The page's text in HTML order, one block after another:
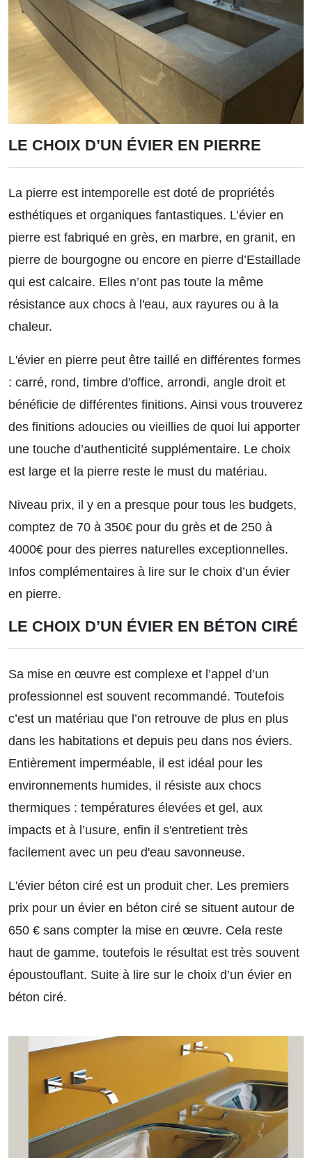
LE CHOIX D’UN ÉVIER EN PIERRE
La pierre est intemporelle est doté de propriétés
esthétiques et organiques fantastiques. L’évier en
pierre est fabriqué en grès, en marbre, en granit, en
pierre de bourgogne ou encore en pierre d’Estaillade
qui est calcaire. Elles n’ont pas toute la même
résistance aux chocs à l'eau, aux rayures ou à la
chaleur.
L'évier en pierre peut être taillé en différentes formes
: carré, rond, timbre d'office, arrondi, angle droit et
bénéficie de différentes finitions. Ainsi vous trouverez
des finitions adoucies ou vieillies de quoi lui apporter
une touche d’authenticité supplémentaire. Le choix
est large et la pierre reste le must du matériau.
Niveau prix, il y en a presque pour tous les budgets,
comptez de 70 à 350€ pour du grès et de 250 à
4000€ pour des pierres naturelles exceptionnelles.
Infos complémentaires à lire sur le choix d’un évier
en pierre.
LE CHOIX D’UN ÉVIER EN BÉTON CIRÉ
Sa mise en œuvre est complexe et l’appel d’un
professionnel est souvent recommandé. Toutefois
c’est un matériau que l’on retrouve de plus en plus
dans les habitations et depuis peu dans nos éviers.
Entièrement imperméable, il est idéal pour les
environnements humides, il résiste aux chocs
thermiques : températures élevées et gel, aux
impacts et à l’usure, enfin il s'entretient très
facilement avec un peu d'eau savonneuse.
L'évier béton ciré est un produit cher. Les premiers
prix pour un évier en béton ciré se situent autour de
650 € sans compter la mise en œuvre. Cela reste
haut de gamme, toutefois le résultat est très souvent
époustouflant. Suite à lire sur le choix d’un évier en
béton ciré.